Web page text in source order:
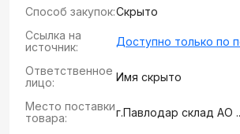
Способ закупок:Скрыто
Ссылка на
источник:
Доступно только по
Ответственное
лицо:
Имя скрыто
Место поставки
товара:
г.Павлодар склад АО